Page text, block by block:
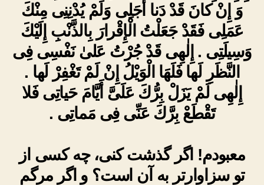
وَ إِنْ كانَ قَدْ دَنا أَجَلِى وَلَمْ يُدْنِنِى مِنْكَ
عَمَلِى فَقَدْ جَعَلْتُ الْإِقْرارَ بِالذَّنْبِ إِلَيْكَ
وَسِيلَتِى . إِلٰهِى قَدْ جُرْتُ عَلىٰ نَفْسِى فِى
النَّظَرِ لَها فَلَهَا الْوَيْلُ إِنْ لَمْ تَغْفِرْ لَها .
إِلٰهِى لَمْ يَزَلْ بِرُّكَ عَلَىَّ أَيَّامَ حَياتِى فَلا
تَقْطَعْ بِرَّكَ عَنِّى فِى مَماتِى .
معبودم! اگر گذشت کنی، چه کسی از
تو سزاوارتر به آن است؟ و اگر مرگم